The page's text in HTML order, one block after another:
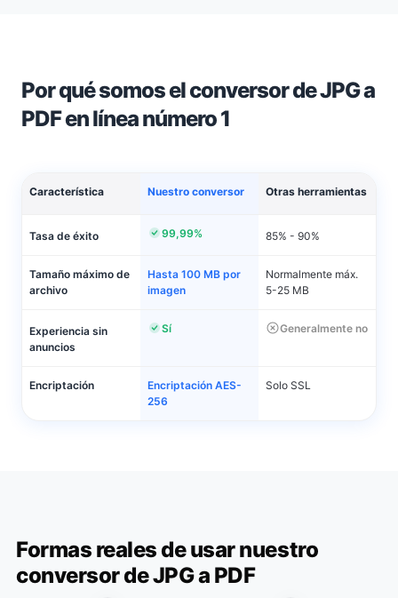
Por qué somos el conversor de JPG a
PDF en línea número 1
Característica Nuestro conversor Otras herramientas
Tasa de éxito 99,99% 85% - 90%
Tamaño máximo de
archivo
Hasta 100 MB por
imagen
Normalmente máx.
5-25 MB
Experiencia sin
anuncios
Sí Generalmente no
Encriptación
Encriptación AES-
256
Solo SSL
Formas reales de usar nuestro
conversor de JPG a PDF